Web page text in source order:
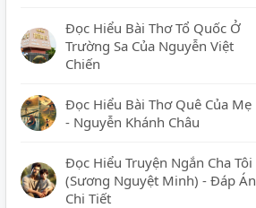
Đọc Hiểu Bài Thơ Tổ Quốc Ở
Trường Sa Của Nguyễn Việt
Chiến
Đọc Hiểu Bài Thơ Quê Của Mẹ
- Nguyễn Khánh Châu
Đọc Hiểu Truyện Ngắn Cha Tôi
(Sương Nguyệt Minh) - Đáp Án
Chi Tiết